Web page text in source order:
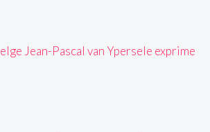
Jean-Pascal van Ypersele exprime